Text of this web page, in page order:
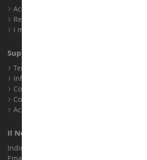
Accedi
Registrati
I miei punti fedeltà
Supporto Clienti
Termini e condizioni di vendita
Informazioni legali
Contatto
Cookie
Accessibilità: non conforme
Il Nostro Negozio
Indirizzo : ZA LE Chemin, 61800 Montsecret